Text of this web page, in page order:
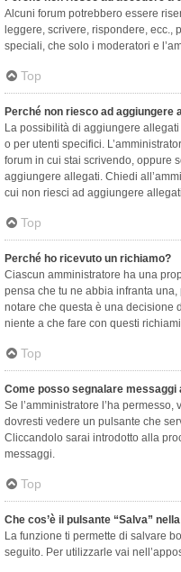
Alcuni forum potrebbero essere
leggere, scrivere, rispondere, ecc.,
speciali, che solo i moderatori e
Top
Perché non riesco ad aggiungere
La possibilità di aggiungere
o per utenti specifici.
forum in cui stai scrivendo, oppure
aggiungere allegati. Chiedi
cui non riesci ad aggiungere
Top
Perché ho ricevuto un richiamo?
Ciascun amministratore ha una
pensa che tu ne abbia infranta
notare che questa è una decisione
niente a che fare con questi
Top
Come posso segnalare messaggi
Se l’amministratore l’ha
dovresti vedere un pulsante che
Cliccandolo sarai introdotto alla
messaggi.
Top
Che cos’è il pulsante “Salva”
La funzione ti permette di salvare
seguito. Per utilizzarle vai